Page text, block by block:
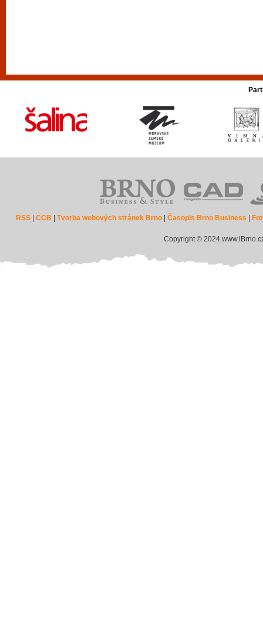
RSS |CCB |Tvorba webových stránek Brno |Časopis Brno Business
Copyright © 2024